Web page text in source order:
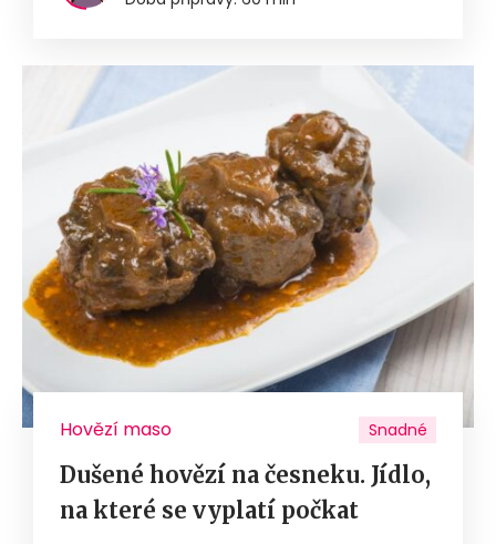
Hovězí maso Snadné
Dušené hovězí na česneku. Jídlo,
na které se vyplatí počkat